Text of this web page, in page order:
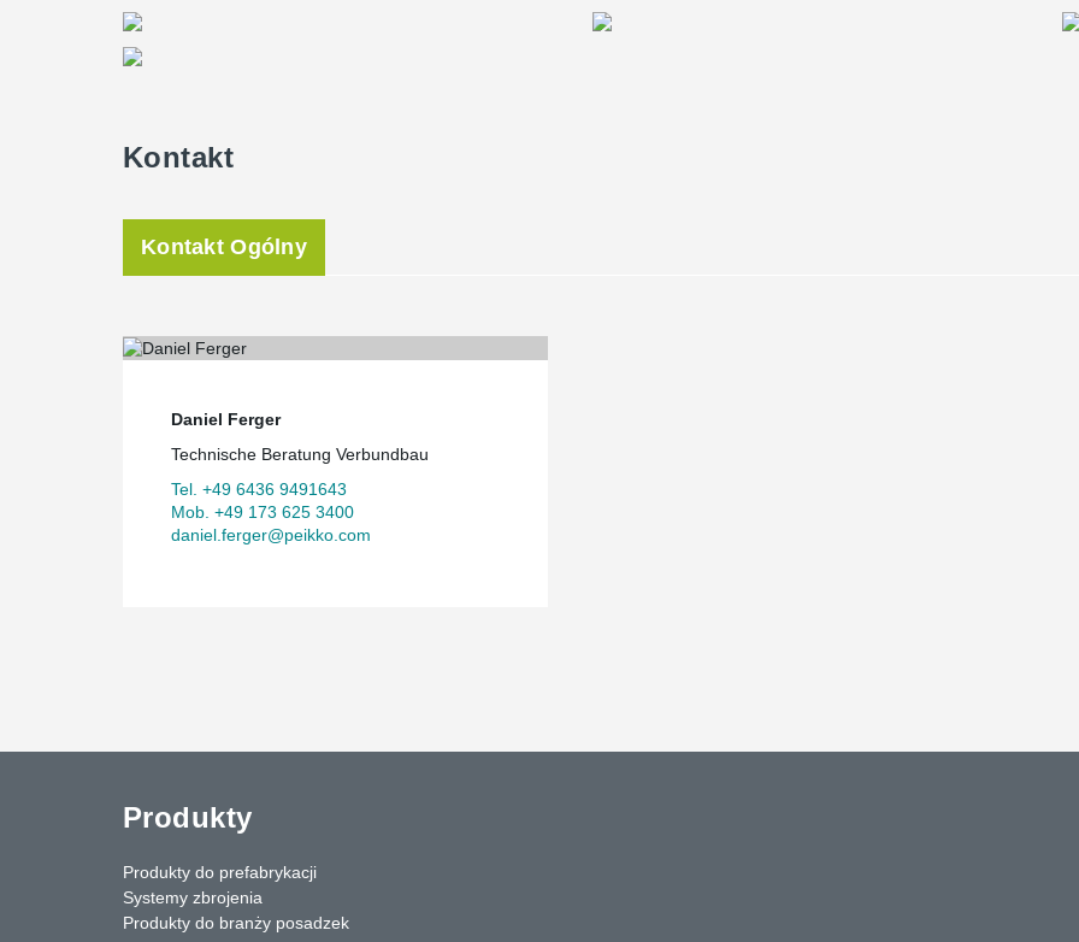
Kontakt
Kontakt Ogólny
Daniel Ferger
Technische Beratung Verbundbau
Tel. +49 6436 9491643
Mob. +49 173 625 3400
daniel.ferger@peikko.com
Produkty
Produkty do prefabrykacji
Systemy zbrojenia
Produkty do branży posadzek